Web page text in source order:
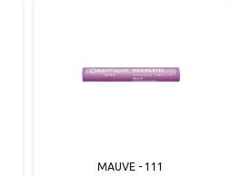
MAUVE - 111